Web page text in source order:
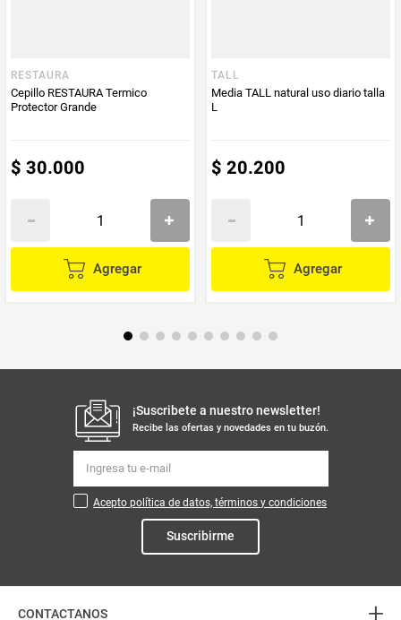
RESTAURA
Cepillo RESTAURA Termico
Protector Grande
$ 30.000
Agregar
TALL
Media TALL natural uso diario talla
L
$ 20.200
Agregar
¡Suscribete a nuestro newsletter!
Recibe las ofertas y novedades en tu buzón.
Acepto política de datos, términos y condiciones
Suscribirme
CONTACTANOS